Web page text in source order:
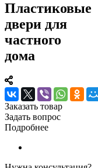
Пластиковые
двери для
частного
дома
Заказать товар
Задать вопрос
Подробнее